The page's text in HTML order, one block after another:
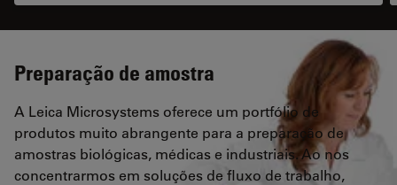
Preparação de amostra
A Leica Microsystems oferece um portfólio de
produtos muito abrangente para a preparação de
amostras biológicas, médicas e industriais. Ao nos
concentrarmos em soluções de fluxo de trabalho,